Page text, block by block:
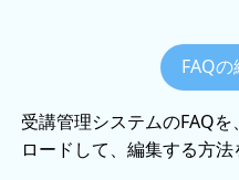
FAQ
受講管理システムのFAQ
ロードして、編集する方法